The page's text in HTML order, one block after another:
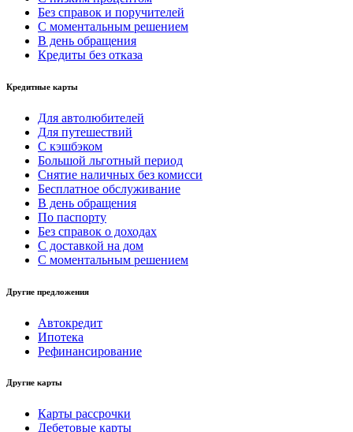
Без справок и поручителей
С моментальным решением
В день обращения
Кредиты без отказа
Кредитные карты
Для автолюбителей
Для путешествий
С кэшбэком
Большой льготный период
Снятие наличных без комисси
Бесплатное обслуживание
В день обращения
По паспорту
Без справок о доходах
С доставкой на дом
С моментальным решением
Другие предложения
Автокредит
Ипотека
Рефинансирование
Другие карты
Карты рассрочки
Дебетовые карты